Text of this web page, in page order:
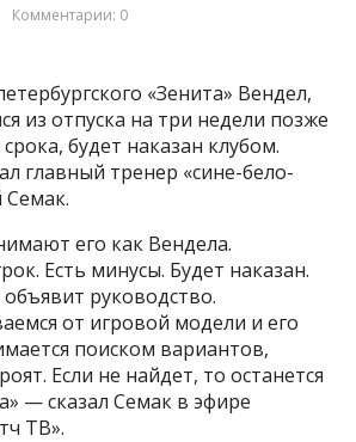
Комментарии: 0
«Зенита» Вендел,
из отпуска на три недели позже
будет наказан клубом.
главный тренер «сине-бело-
Семак.
его как Вендела.
Есть минусы. Будет наказан.
руководство.
от игровой модели и его
поиском вариантов,
Если не найдет, то останется
— сказал Семак в эфире
ТВ».